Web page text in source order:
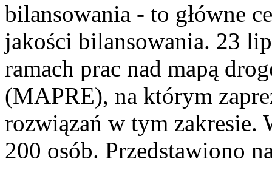
bilansowania - to główne
jakości bilansowania. 23
ramach prac nad mapą
(MAPRE), na którym
rozwiązań w tym zakresie.
200 osób. Przedstawiono